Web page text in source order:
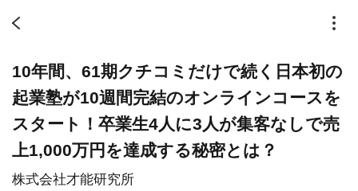
株式会社才能研究所
10年間、61期クチコミだけで続く日本初の
起業塾が10週間完結のオンラインコースを
スタート！卒業生4人に3人が集客なしで売
上1,000万円を達成する秘密とは？